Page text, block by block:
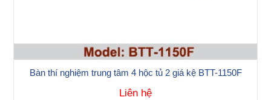
Bàn thí nghiệm trung tâm 4 hộc tủ 2 giá kệ BTT-1150F
Liên hệ